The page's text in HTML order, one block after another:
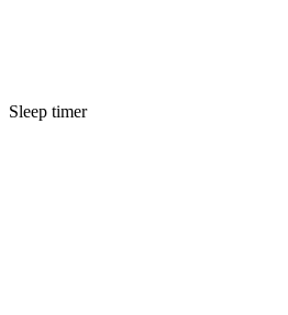
Sleep timer